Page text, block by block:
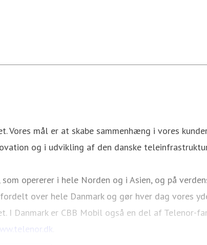
mål er at skabe sammenhæng i vores
og i udvikling af den danske
opererer i hele Norden og i Asien, og på
over hele Danmark og gør hver dag vores
Danmark er CBB Mobil også en del af Telenor-